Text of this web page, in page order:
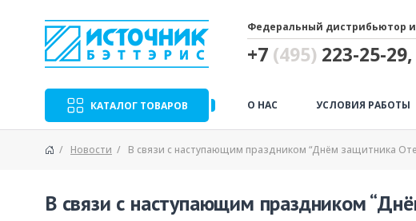
Федеральный дистрибьютор
+7 (495) 223-25-
КАТАЛОГ ТОВАРОВ О НАС УСЛОВИЯ РАБОТЫ
Новости В связи с наступающим праздником “Днём защитника
В связи с наступающим праздником